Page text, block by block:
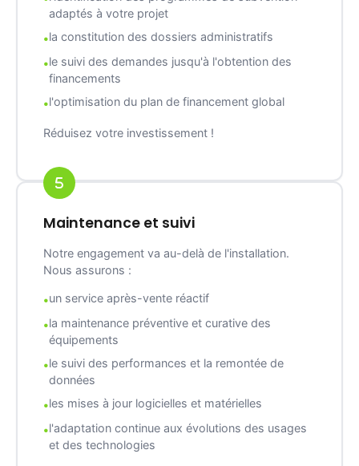
adaptés à votre projet
la constitution des dossiers administratifs
le suivi des demandes jusqu'à l'obtention des
financements
l'optimisation du plan de financement global
Réduisez votre investissement !
Maintenance et suivi
Notre engagement va au-delà de l'installation.
Nous assurons :
un service après-vente réactif
la maintenance préventive et curative des
équipements
le suivi des performances et la remontée de
données
les mises à jour logicielles et matérielles
l'adaptation continue aux évolutions des usages
et des technologies